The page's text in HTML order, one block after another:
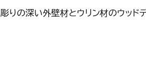
彫りの深い外壁材とウリン材のウッド